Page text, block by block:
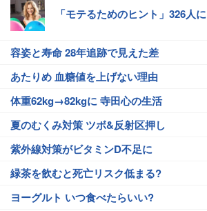
「モテるためのヒント」326人に
容姿と寿命 28年追跡で見えた差
あたりめ 血糖値を上げない理由
体重62kg→82kgに 寺田心の生活
夏のむくみ対策 ツボ&反射区押し
紫外線対策がビタミンD不足に
緑茶を飲むと死亡リスク低まる?
ヨーグルト いつ食べたらいい?